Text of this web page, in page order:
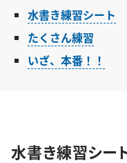
水書き練習シート
たくさん練習
いざ、本番！！
水書き練習シー